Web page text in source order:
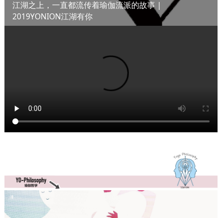
江湖之上，一直都流传着瑜伽流派的故事 |
2019YONION江湖有你